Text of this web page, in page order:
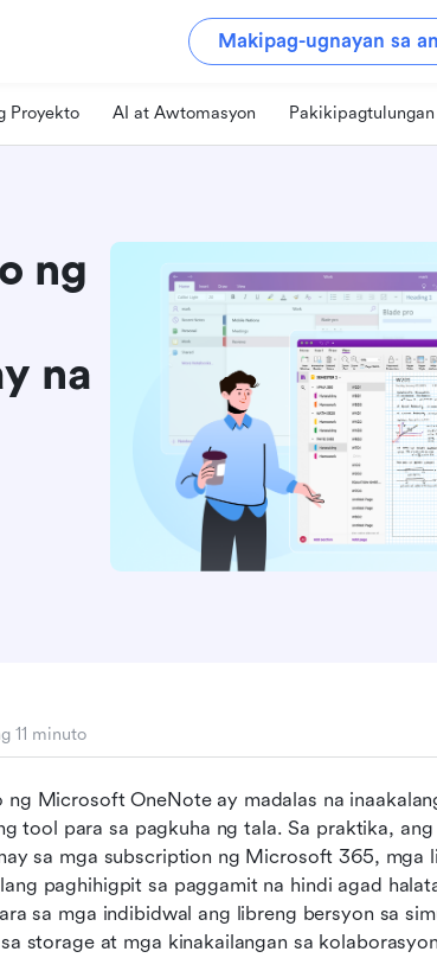
Makipag-ugnayan sa
Proyekto AI at Awtomasyon
ng
na
11 minuto
ng Microsoft OneNote ay madalas na
tool para sa pagkuha ng tala. Sa praktika, ang
sa mga subscription ng Microsoft 365, mga
paghihigpit sa paggamit na hindi agad
sa mga indibidwal ang libreng bersyon sa
storage at mga kinakailangan sa